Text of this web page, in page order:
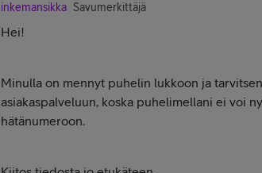
inkemansikka Savumerkittäjä
Hei!
Minulla on mennyt puhelin lukkoon ja
asiakaspalveluun, koska puhelimellani ei voi
hätänumeroon.